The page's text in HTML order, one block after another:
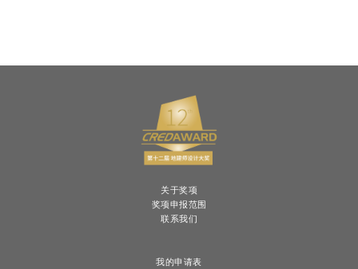
关于奖项
奖项申报范围
联系我们
我的申请表